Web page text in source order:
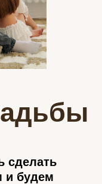
сделать
и будем